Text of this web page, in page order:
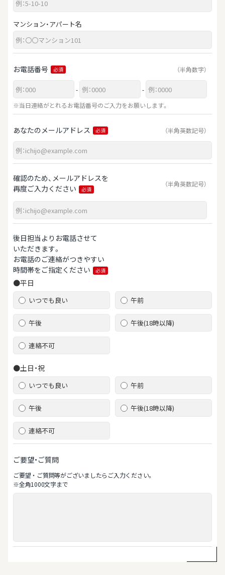
マンション・アパート名
お電話番号 必須 （半角数字）
-
-
※当日連絡がとれるお電話番号のご入力をお願いします。
あなたのメールアドレス 必須 （半角英数記号）
確認のため、メールアドレスを
再度ご入力ください
必須
（半角英数記号）
後日担当よりお電話させて
いただきます。
お電話のご連絡がつきやすい
時間帯をご指定ください
必須
●平日
いつでも良い 午前
午後 午後(18時以降)
連絡不可
●土日・祝
いつでも良い 午前
午後 午後(18時以降)
連絡不可
ご要望・ご質問
ご要望‧ご質問等がございましたらご⼊⼒ください。
※全⾓1000⽂字まで